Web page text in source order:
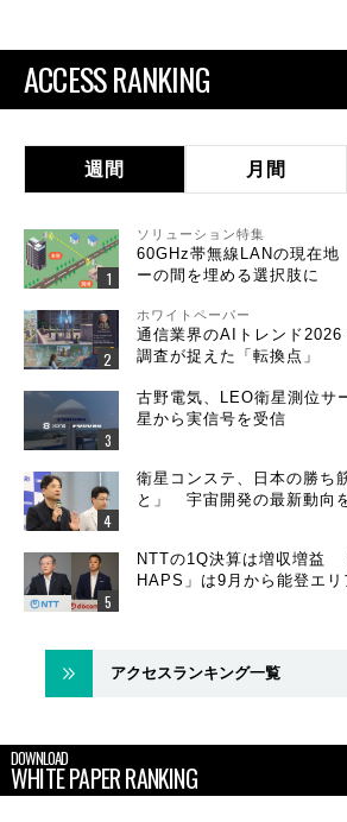
ACCESS RANKING
週間 月間
ソリューション特集
60GHz帯無線LANの現在
ーの間を埋める選択肢に
ホワイトペーパー
通信業界のAIトレンド
調査が捉えた「転換点」
古野電気、LEO衛星測位サ
星から実信号を受信
衛星コンステ、日本の勝ち
と」 宇宙開発の最新動向
NTTの1Q決算は増収増益
HAPS」は9月から能登エ
アクセスランキング一覧
DOWNLOAD
WHITE PAPER RANKING